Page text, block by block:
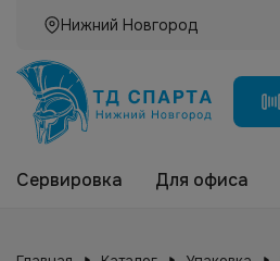
Нижний Новгород
Сервировка Для офиса